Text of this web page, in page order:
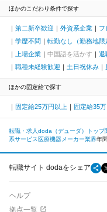
ほかのこだわり条件で探す
第二新卒歓迎 外資系企業 フ
学歴不問
転勤なし（勤務地限
上場企業
中国語を活かす 退
職種未経験歓迎
土日祝休み
ほかの固定給で探す
固定給25万円以上 固定給35
転職・求人doda（デューダ）トップ
系サービス 医療機器メーカー業界年
転職サイト dodaをシェア
ヘルプ
拠点一覧